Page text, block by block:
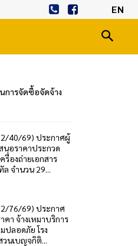
EN
การจัดซื้อจัดจ้าง
40/69) ประกาศผู้
นอราคาประกวด
รื่องถ่ายเอกสาร
จำนวน 29...
76/69) ประกาศ
คา จ้างเหมาบริการ
ปลอดภัย โรง
นเบญจกิติ...